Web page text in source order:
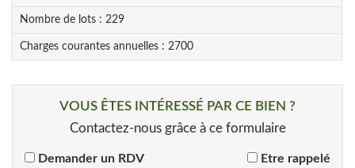
Nombre de lots : 229
Charges courantes annuelles : 2700
VOUS ÊTES INTÉRESSÉ PAR CE BIEN ?
Contactez-nous grâce à ce formulaire
Demander un RDV Etre rappelé